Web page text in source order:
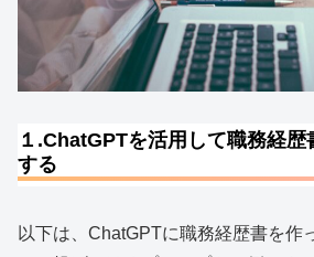
１.ChatGPTを活用して職務経
する
以下は、ChatGPTに職務経歴書を作